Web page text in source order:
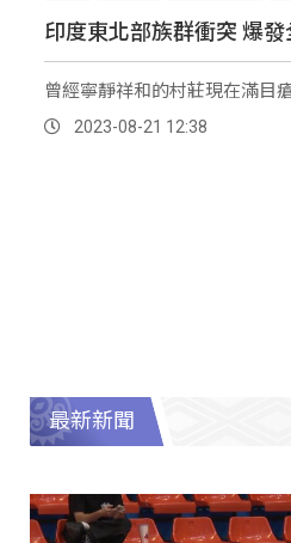
印度東北部族群衝突 爆
曾經寧靜祥和的村莊現在滿目
2023-08-21 12:38
最新新聞